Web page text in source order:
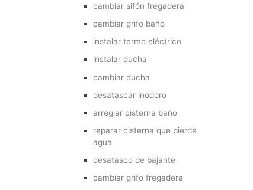
cambiar sifón fregadera
cambiar grifo baño
instalar termo eléctrico
instalar ducha
cambiar ducha
desatascar inodoro
arreglar cisterna baño
reparar cisterna que pierde
agua
desatasco de bajante
cambiar grifo fregadera